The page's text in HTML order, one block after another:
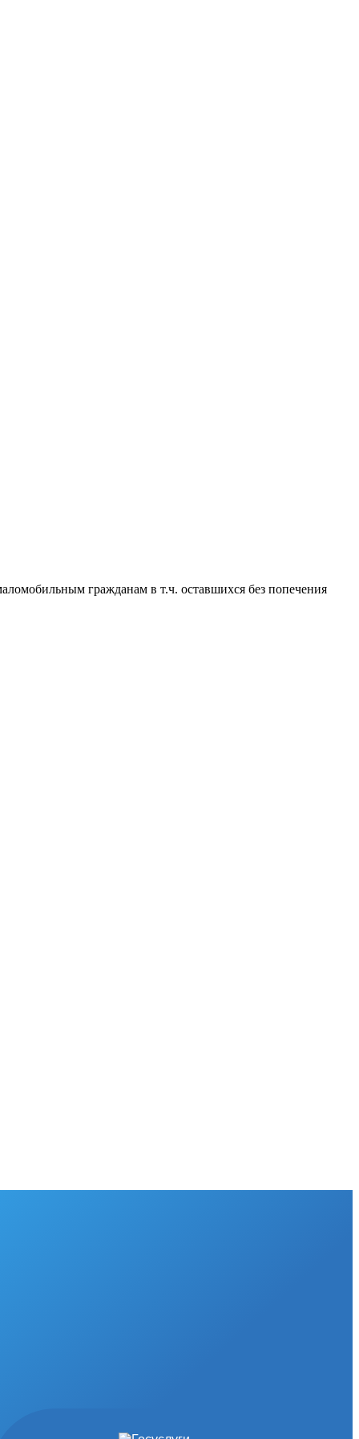
гражданам в т.ч. оставшихся без попечения